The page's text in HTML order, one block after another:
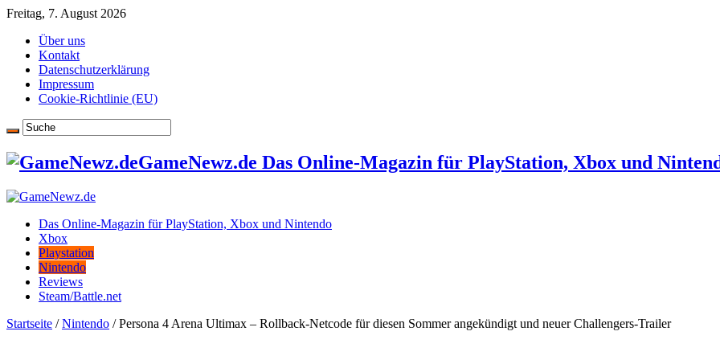
Freitag, 7. August 2026
Über uns
Kontakt
Datenschutzerklärung
Impressum
Cookie-Richtlinie (EU)
GameNewz.de Das Online-Magazin für PlayStation, Xbox und
Das Online-Magazin für PlayStation, Xbox und Nintendo
Xbox
Playstation
Nintendo
Reviews
Steam/Battle.net
Startseite / Nintendo / Persona 4 Arena Ultimax – Rollback-Netcode für diesen Sommer angekündigt und neuer Challengers-Trailer